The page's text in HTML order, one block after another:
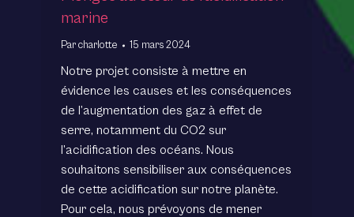
marine
Par charlotte 15 mars 2024
Notre projet consiste à mettre en
évidence les causes et les conséquences
de l’augmentation des gaz à effet de
serre, notamment du CO2 sur
l’acidification des océans. Nous
souhaitons sensibiliser aux conséquences
de cette acidification sur notre planète.
Pour cela, nous prévoyons de mener